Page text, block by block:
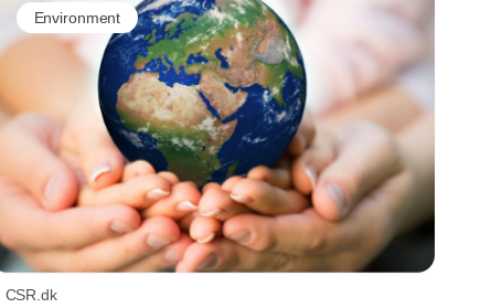
Environment
CSR.dk